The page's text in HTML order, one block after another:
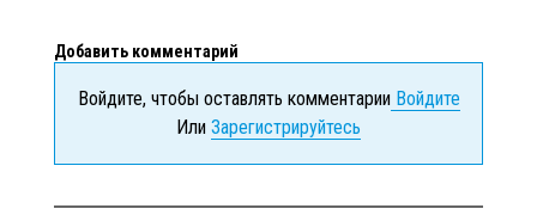
Добавить комментарий
Войдите, чтобы оставлять комментарииВойдите
Или Зарегистрируйтесь